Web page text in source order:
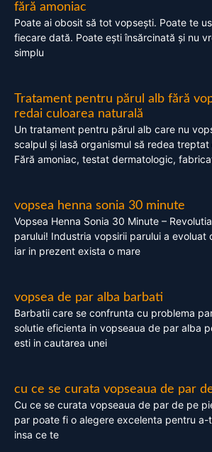
fără amoniac
Poate ai obosit să tot vopsești. Poate te
fiecare dată. Poate ești însărcinată și nu
simplu
Tratament pentru părul alb fără
redai culoarea naturală
Un tratament pentru părul alb care nu
scalpul și lasă organismul să redea
Fără amoniac, testat dermatologic,
vopsea henna sonia 30 minute
Vopsea Henna Sonia 30 Minute –
parului! Industria vopsirii parului a evoluat
iar in prezent exista o mare
vopsea de par alba barbati
Barbatii care se confrunta cu problema
solutie eficienta in vopseaua de par alba
esti in cautarea unei
cu ce se curata vopseaua de par
Cu ce se curata vopseaua de par de pe
par poate fi o alegere excelenta pentru a-
insa ce te